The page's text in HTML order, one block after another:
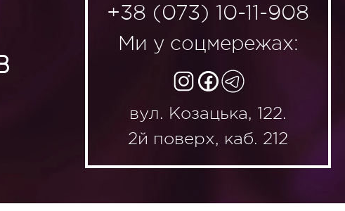
+38 (073) 10-11-908
Ми у соцмережах:
вул. Козацька, 122.
2й поверх, каб. 212